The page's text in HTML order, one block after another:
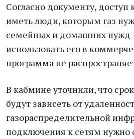
Согласно документу, доступ
иметь люди, которым газ
семейных и домашних нужд –
использовать его в
программа не
В кабмине уточнили, что
будут зависеть от
газораспределительной
подключения к сетям нужно